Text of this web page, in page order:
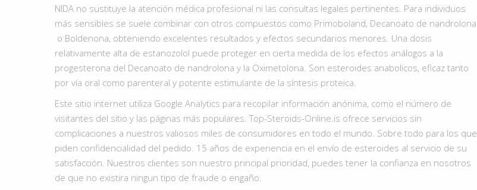
NIDA no sustituye la atención médica profesional ni las consultas legales pertinentes. Para individuos
más sensibles se suele combinar con otros compuestos como Primoboland, Decanoato de nandrolona
o Boldenona, obteniendo excelentes resultados y efectos secundarios menores. Una dosis
relativamente alta de estanozolol puede proteger en cierta medida de los efectos análogos a la
progesterona del Decanoato de nandrolona y la Oximetolona. Son esteroides anabolicos, eficaz tanto
por vía oral como parenteral y potente estimulante de la síntesis proteica.
Este sitio internet utiliza Google Analytics para recopilar información anónima, como el número de
visitantes del sitio y las páginas más populares. Top-Steroids-Online.is ofrece servicios sin
complicaciones a nuestros valiosos miles de consumidores en todo el mundo. Sobre todo para los que
piden confidencialidad del pedido. 15 años de experiencia en el envío de esteroides al servicio de su
satisfacción. Nuestros clientes son nuestro principal prioridad, puedes tener la confianza en nosotros
de que no existira ningun tipo de fraude o engaño.